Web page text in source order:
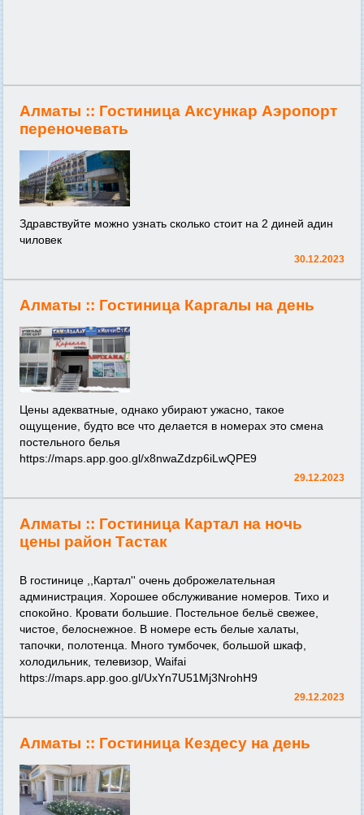
Алматы :: Гостиница Аксункар Аэропорт
переночевать
Здравствуйте можно узнать сколько стоит на 2 диней адин
чиловек
30.12.2023
Алматы :: Гостиница Каргалы на день
Цены адекватные, однако убирают ужасно, такое
ощущение, будто все что делается в номерах это смена
постельного белья
https://maps.app.goo.gl/x8nwaZdzp6iLwQPE9
29.12.2023
Алматы :: Гостиница Картал на ночь
цены район Тастак
В гостинице ,,Картал'' очень доброжелательная
администрация. Хорошее обслуживание номеров. Тихо и
спокойно. Кровати большие. Постельное бельё свежее,
чистое, белоснежное. В номере есть белые халаты,
тапочки, полотенца. Много тумбочек, большой шкаф,
холодильник, телевизор, Waifai
https://maps.app.goo.gl/UxYn7U51Mj3NrohH9
29.12.2023
Алматы :: Гостиница Кездесу на день